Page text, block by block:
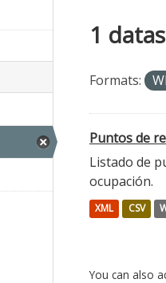
1
Formats:
Puntos de
Listado de
ocupación.
XML CSV
You can also